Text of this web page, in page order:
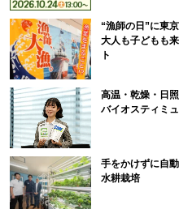
“漁師の日”に東
大人も子どもも
ト
高温・乾燥・日
バイオスティミ
手をかけずに自
水耕栽培